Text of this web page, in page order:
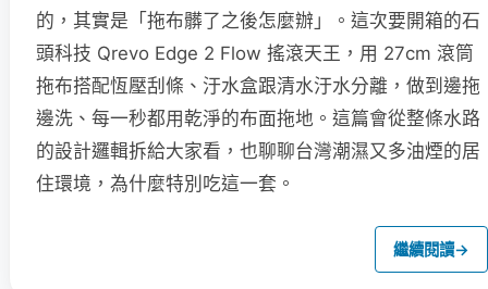
的，其實是「拖布髒了之後怎麼辦」。這次要開箱的石
頭科技 Qrevo Edge 2 Flow 搖滾天王，用 27cm 滾筒
拖布搭配恆壓刮條、汙水盒跟清水汙水分離，做到邊拖
邊洗、每一秒都用乾淨的布面拖地。這篇會從整條水路
的設計邏輯拆給大家看，也聊聊台灣潮濕又多油煙的居
住環境，為什麼特別吃這一套。
繼續閱讀→